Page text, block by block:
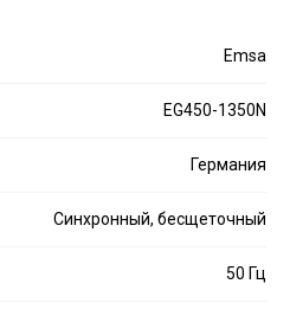
Emsa
EG450-1350N
Германия
Синхронный, бесщеточный
50 Гц